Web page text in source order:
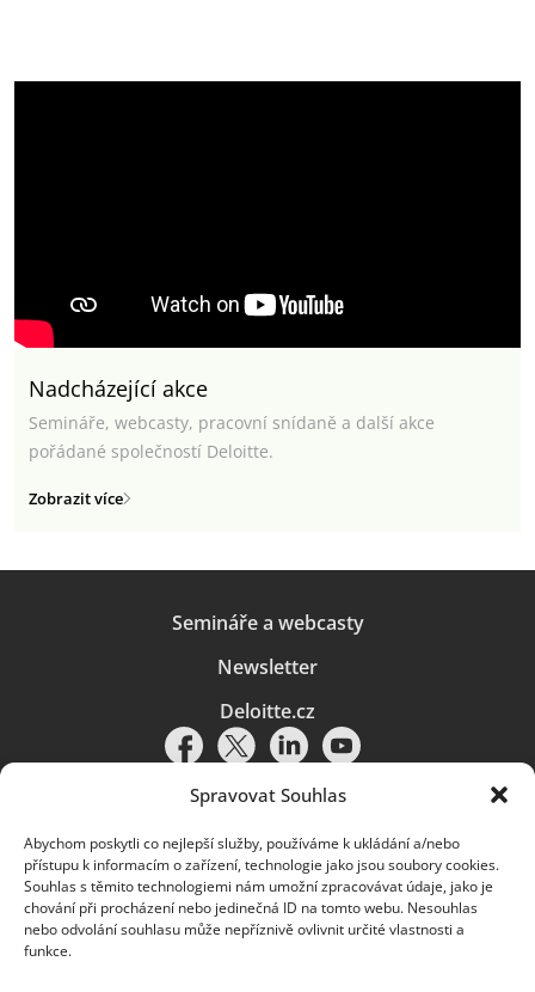
Spravovat Souhlas
Abychom poskytli co nejlepší služby, používáme k ukládání a/nebo
přístupu k informacím o zařízení, technologie jako jsou soubory cookies.
Souhlas s těmito technologiemi nám umožní zpracovávat údaje, jako je
chování při procházení nebo jedinečná ID na tomto webu. Nesouhlas
nebo odvolání souhlasu může nepříznivě ovlivnit určité vlastnosti a
funkce.
Nadcházející akce
Semináře, webcasty, pracovní snídaně a další akce
pořádané společností Deloitte.
Zobrazit více
Semináře a webcasty
Newsletter
Deloitte.cz
Pravidla používání|Ochrana osobních údajů|Soubory cookies |
Deloitte.cz
© 2026. Více informací najdete vPravidlech používání.
Deloitte označuje jednu či více společností globální sítě členských